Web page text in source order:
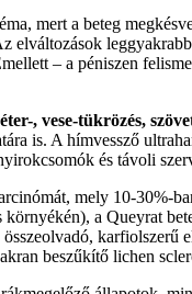
mert a beteg
– a péniszen
, vese-tükrözés,
is. A hímvessző
és távoli
mely 10-30%-
a Queyrat
karfiolszerű
beszűkítő lichen